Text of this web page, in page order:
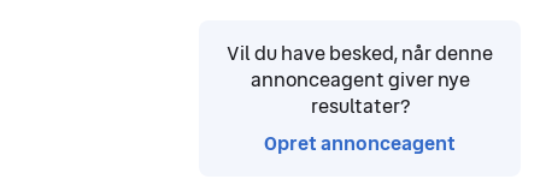
Vil du have besked, når denne
annonceagent giver nye
resultater?
Opret annonceagent